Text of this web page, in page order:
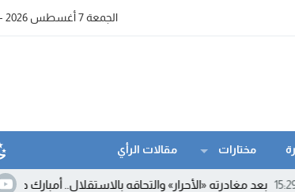
الجمعة 7 أغسطس 2026 - 17:10 مساءً
مختارات مقالات الرأي
«الأحرار» والتحاقه بالاستقلال.. أمبارك حمية يستقيل